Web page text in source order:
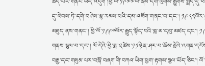
ཆད་པར་གནང་ཡོད་འདུག
དུ་ཕེབས་ཏེ་དགེ་བཤེས་ལྷ་རམས་པའི་དམ་འཇོག་གནང་བ་དང་།
མཐུད་ནས་གནང་།
གནས་སྩལ་བ་དང་།
བརྒྱ་དང་གསུམ་པར་བསྐོ་བཞག་གི་བཀའ་ཡིག་ཕྱག་རྟགས་སྩལ་ཡོད་ཅིང་།